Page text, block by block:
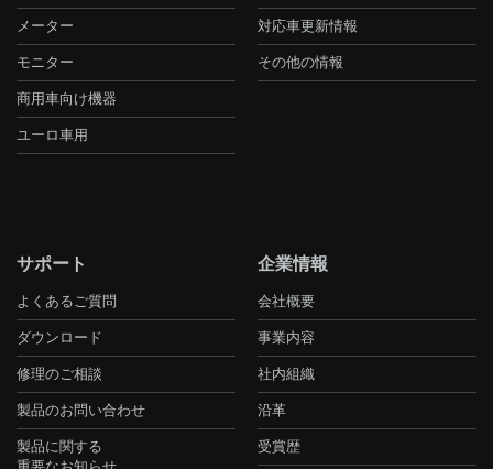
メーター
モニター
商用車向け機器
ユーロ車用
対応車更新情報
その他の情報
サポート
よくあるご質問
ダウンロード
修理のご相談
製品のお問い合わせ
製品に関する
企業情報
会社概要
事業内容
社内組織
沿革
受賞歴